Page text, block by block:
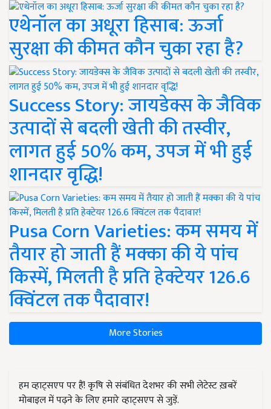
एथेनॉल का अधूरा हिसाब: ऊर्जा
सुरक्षा की कीमत कौन चुका रहा है?
Success Story: जायडेक्स के जैविक
उत्पादों से बदली खेती की तस्वीर,
लागत हुई 50% कम, उपज में भी हुई
शानदार वृद्धि!
Pusa Corn Varieties: कम समय में
तैयार हो जाती हैं मक्का की ये पांच
किस्में, मिलती है प्रति हेक्टेयर 126.6
क्विंटल तक पैदावार!
More Stories
हम व्हाट्सएप पर हैं! कृषि से संबंधित देशभर की सभी लेटेस्ट ख़बरें
मोबाइल में पढ़ने के लिए हमारे व्हाट्सएप से जुड़ें.